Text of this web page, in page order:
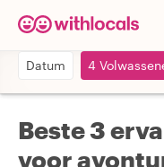
Datum 4
Beste 3
voor